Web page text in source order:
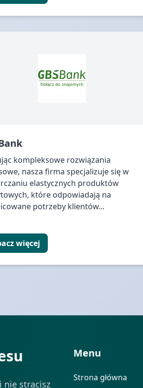
kompleksowe rozwiązania
nasza firma specjalizuje się w
elastycznych produktów
które odpowiadają na
potrzeby klientów...
więcej
nie stracisz
Menu
Strona główna